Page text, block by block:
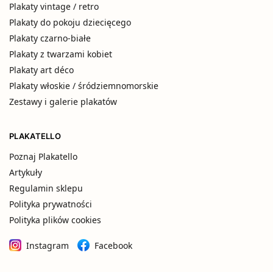
Plakaty vintage / retro
Plakaty do pokoju dziecięcego
Plakaty czarno-białe
Plakaty z twarzami kobiet
Plakaty art déco
Plakaty włoskie / śródziemnomorskie
Zestawy i galerie plakatów
PLAKATELLO
Poznaj Plakatello
Artykuły
Regulamin sklepu
Polityka prywatności
Polityka plików cookies
Instagram Facebook